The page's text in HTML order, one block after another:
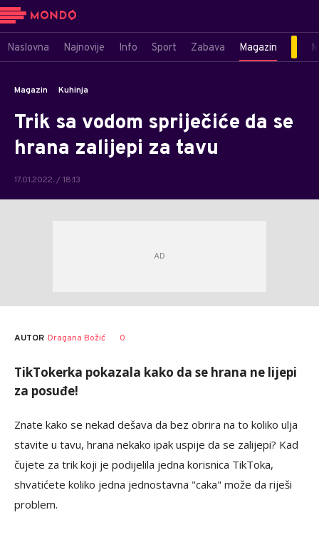
Naslovna Najnovije Info Sport Zabava Magazin
Magazin Kuhinja
Trik sa vodom spriječiće da se
hrana zalijepi za tavu
17.01.2022. / 18:13
AUTOR Dragana Božić 0
TikTokerka pokazala kako da se hrana ne lijepi
za posuđe!
Znate kako se nekad dešava da bez obrira na to koliko ulja
stavite u tavu, hrana nekako ipak uspije da se zalijepi? Kad
čujete za trik koji je podijelila jedna korisnica TikToka,
shvatićete koliko jedna jednostavna "caka" može da riješi
problem.